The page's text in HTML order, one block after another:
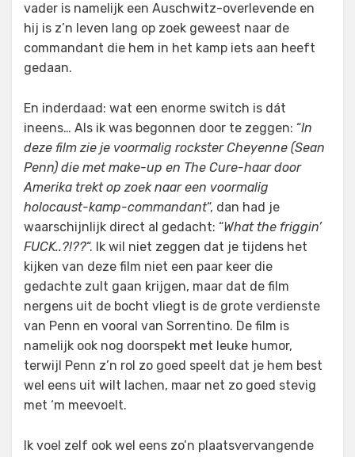
vader is namelijk een Auschwitz-overlevende en
hij is z’n leven lang op zoek geweest naar de
commandant die hem in het kamp iets aan heeft
gedaan.
En inderdaad: wat een enorme switch is dát
ineens… Als ik was begonnen door te zeggen: “In
deze film zie je voormalig rockster Cheyenne (Sean
Penn) die met make-up en The Cure-haar door
Amerika trekt op zoek naar een voormalig
holocaust-kamp-commandant“, dan had je
waarschijnlijk direct al gedacht: “What the friggin’
FUCK..?!??“. Ik wil niet zeggen dat je tijdens het
kijken van deze film niet een paar keer die
gedachte zult gaan krijgen, maar dat de film
nergens uit de bocht vliegt is de grote verdienste
van Penn en vooral van Sorrentino. De film is
namelijk ook nog doorspekt met leuke humor,
terwijl Penn z’n rol zo goed speelt dat je hem best
wel eens uit wilt lachen, maar net zo goed stevig
met ‘m meevoelt.
Ik voel zelf ook wel eens zo’n plaatsvervangende